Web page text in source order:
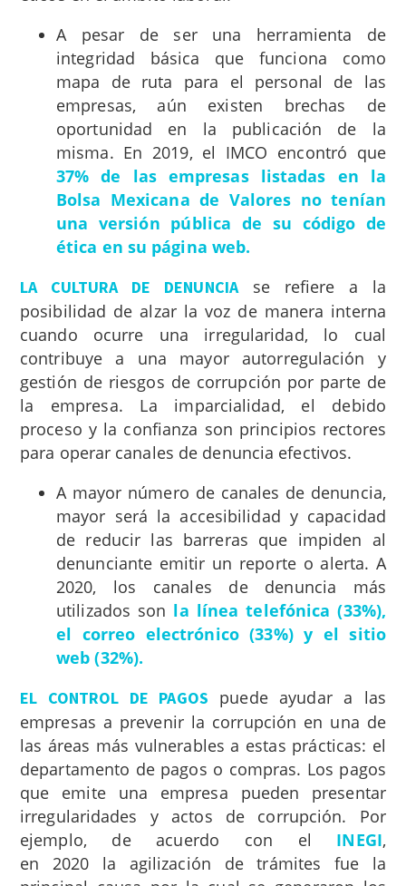
A pesar de ser una herramienta de
integridad básica que funciona como
mapa de ruta para el personal de las
empresas, aún existen brechas de
oportunidad en la publicación de la
misma. En 2019, el IMCO encontró que
37% de las empresas listadas en la
Bolsa Mexicana de Valores no tenían
una versión pública de su código de
ética en su página web.
LA CULTURA DE DENUNCIAse refiere a la
posibilidad de alzar la voz de manera interna
cuando ocurre una irregularidad, lo cual
contribuye a una mayor autorregulación y
gestión de riesgos de corrupción por parte de
la empresa. La imparcialidad, el debido
proceso y la confianza son principios rectores
para operar canales de denuncia efectivos.
A mayor número de canales de denuncia,
mayor será la accesibilidad y capacidad
de reducir las barreras que impiden al
denunciante emitir un reporte o alerta. A
2020, los canales de denuncia más
utilizados son la línea telefónica (33%),
el correo electrónico (33%) y el sitio
web (32%).
EL CONTROL DE PAGOS puede ayudar a las
empresas a prevenir la corrupción en una de
las áreas más vulnerables a estas prácticas: el
departamento de pagos o compras. Los pagos
que emite una empresa pueden presentar
irregularidades y actos de corrupción. Por
ejemplo, de acuerdo con el INEGI,
en 2020 la agilización de trámites fue la